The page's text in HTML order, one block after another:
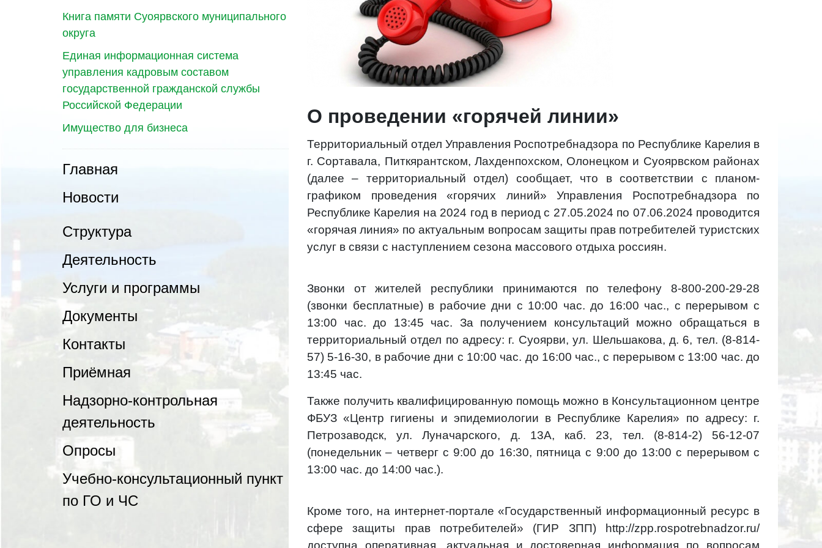
Книга памяти Суоярвского муниципального
округа
Единая информационная система
управления кадровым составом
государственной гражданской службы
Российской Федерации
Имущество для бизнеса
Главная
Новости
Структура
Деятельность
Услуги и программы
Документы
Контакты
Приёмная
Надзорно-контрольная
деятельность
Опросы
Учебно-консультационный пункт
по ГО и ЧС
О проведении «горячей линии»
Территориальный отдел Управления Роспотребнадзора по Республике Карелия в
г. Сортавала, Питкярантском, Лахденпохском, Олонецком и Суоярвском районах
(далее – территориальный отдел) сообщает, что в соответствии с планом-
графиком проведения «горячих линий» Управления Роспотребнадзора по
Республике Карелия на 2024 год в период с 27.05.2024 по 07.06.2024 проводится
«горячая линия» по актуальным вопросам защиты прав потребителей туристских
услуг в связи с наступлением сезона массового отдыха россиян.
Звонки от жителей республики принимаются по телефону 8-800-200-29-28
(звонки бесплатные) в рабочие дни с 10:00 час. до 16:00 час., с перерывом с
13:00 час. до 13:45 час. За получением консультаций можно обращаться в
территориальный отдел по адресу: г. Суоярви, ул. Шельшакова, д. 6, тел. (8-814-
57) 5-16-30, в рабочие дни с 10:00 час. до 16:00 час., с перерывом с 13:00 час. до
13:45 час.
Также получить квалифицированную помощь можно в Консультационном центре
ФБУЗ «Центр гигиены и эпидемиологии в Республике Карелия» по адресу: г.
Петрозаводск, ул. Луначарского, д. 13А, каб. 23, тел. (8-814-2) 56-12-07
(понедельник – четверг с 9:00 до 16:30, пятница с 9:00 до 13:00 с перерывом с
13:00 час. до 14:00 час.).
Кроме того, на интернет-портале «Государственный информационный ресурс в
сфере защиты прав потребителей» (ГИР ЗПП) http://zpp.rospotrebnadzor.ru/
доступна оперативная, актуальная и достоверная информация по вопросам